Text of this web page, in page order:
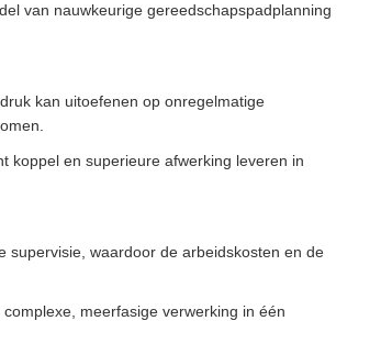
van nauwkeurige gereedschapspadplanning
kan uitoefenen op onregelmatige
koppel en superieure afwerking leveren in
supervisie, waardoor de arbeidskosten en de
meerfasige verwerking in één